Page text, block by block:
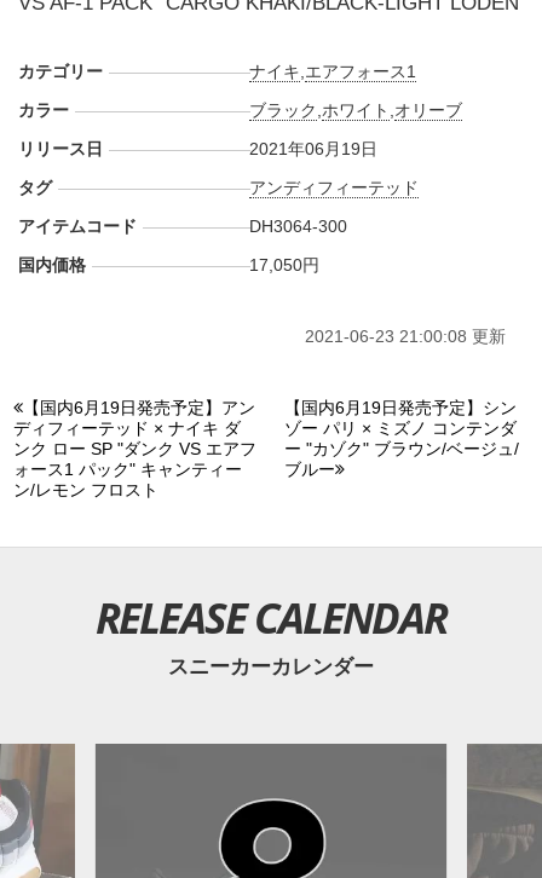
カテゴリー ナイキ エアフォース1
カラー
ブラック ホワイト オリーブ
リリース日
2021年06月19日
タグ
アンディフィーテッド
アイテムコード
DH3064-300
国内価格
17,050円
2021-06-23 21:00:08 更新
【国内6月19日発売予定】アン
ディフィーテッド × ナイキ ダ
ンク ロー SP "ダンク VS エアフ
ォース1 パック" キャンティー
ン/レモン フロスト
【国内6月19日発売予定】シン
ゾー パリ × ミズノ コンテンダ
ー "カゾク" ブラウン/ベージュ/
ブルー
RELEASE CALENDAR
スニーカーカレンダー